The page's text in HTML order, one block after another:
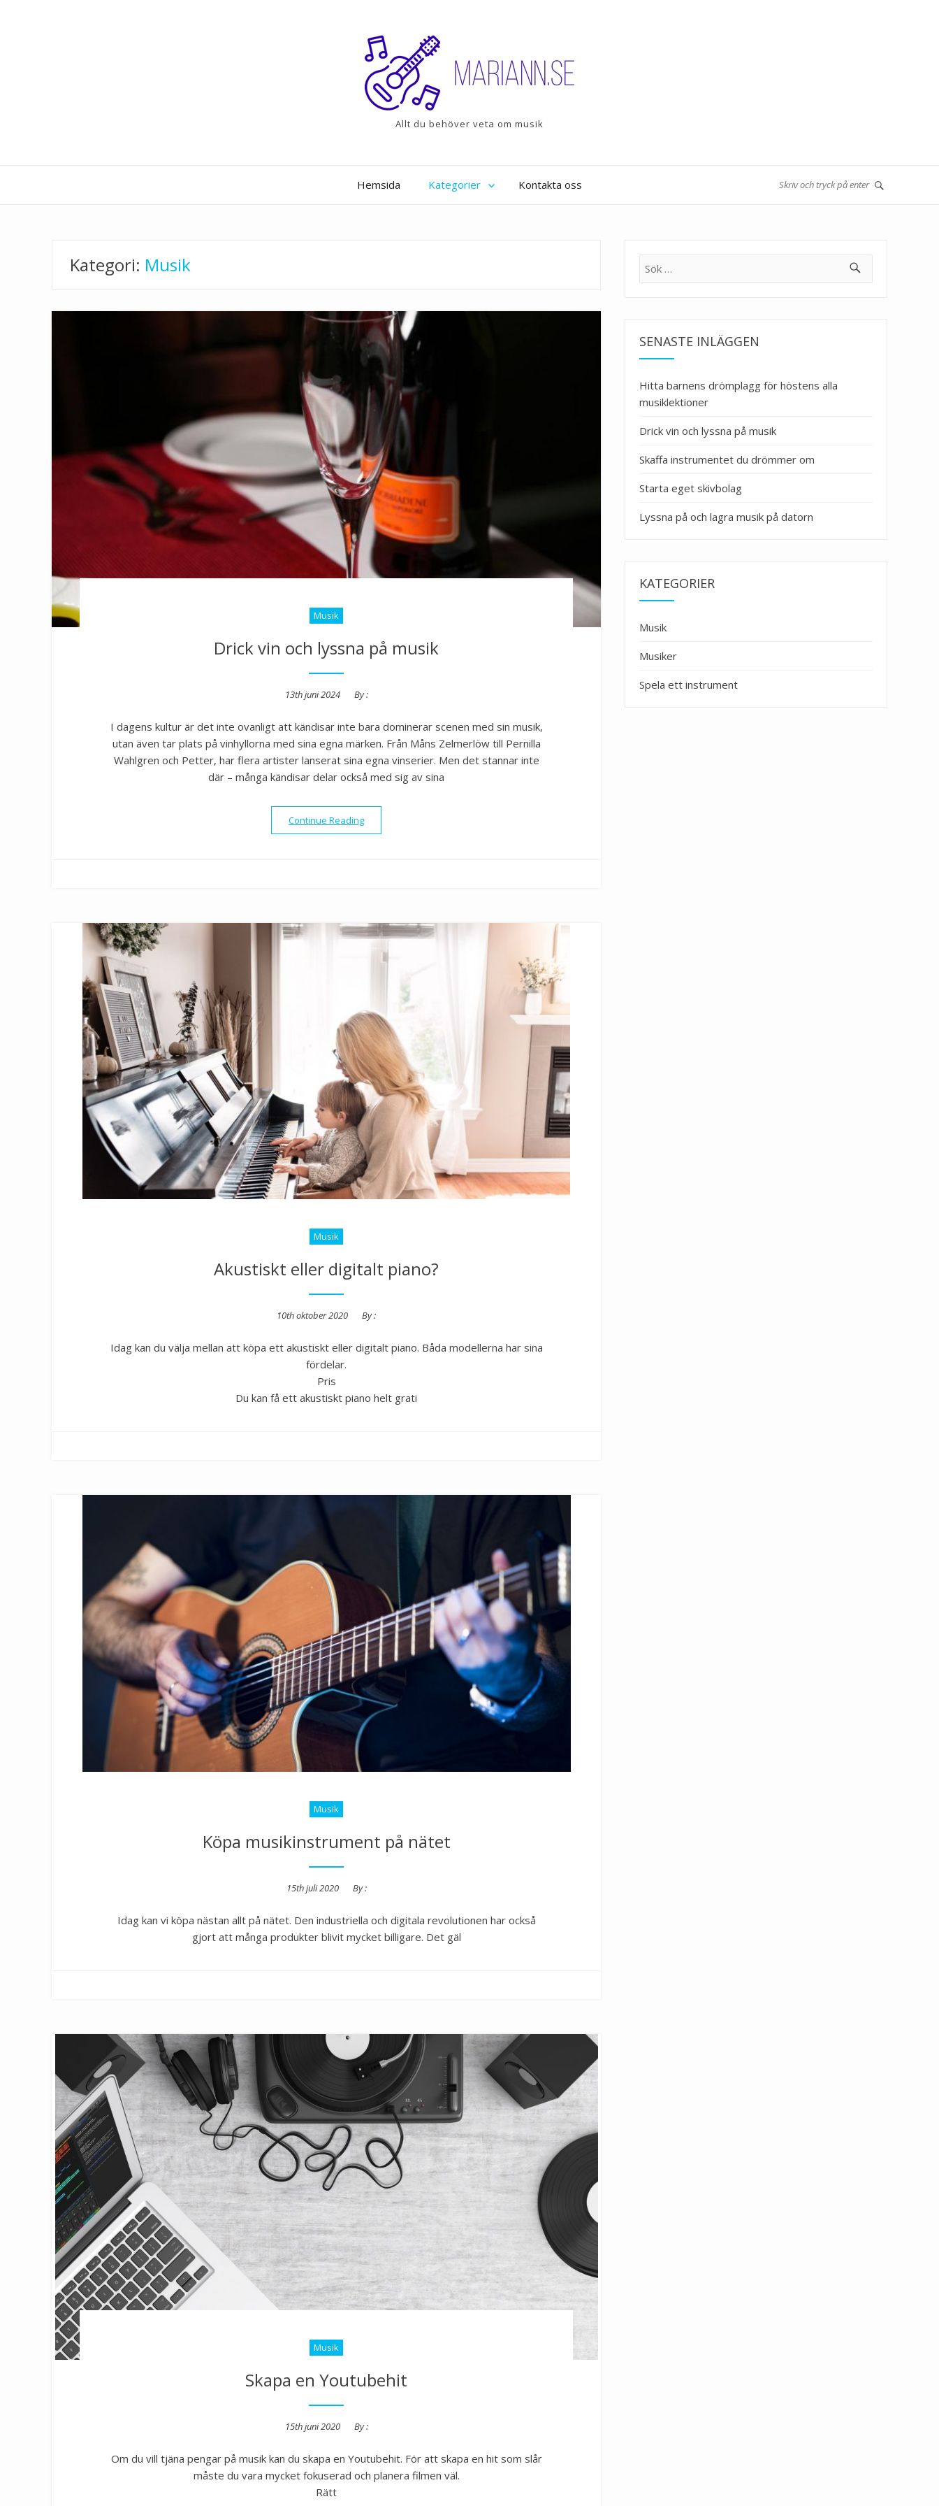
Allt du behöver veta om musik
Hemsida Kategorier Kontakta oss
Kategori: Musik
Musik
Drick vin och lyssna på musik
Posted
13th juni 2024 By :
I dagens kultur är det inte ovanligt att kändisar inte bara dominerar scenen med sin musik,
utan även tar plats på vinhyllorna med sina egna märken. Från Måns Zelmerlöw till Pernilla
Wahlgren och Petter, har flera artister lanserat sina egna vinserier. Men det stannar inte
där – många kändisar delar också med sig av sina
Continue Reading”Drick vin och lyssna på musik”
Musik
Akustiskt eller digitalt piano?
Posted
10th oktober 2020 By :
Idag kan du välja mellan att köpa ett akustiskt eller digitalt piano. Båda modellerna har sina
fördelar.
Pris
Du kan få ett akustiskt piano helt grati
Musik
Köpa musikinstrument på nätet
Posted
15th juli 2020 By :
Idag kan vi köpa nästan allt på nätet. Den industriella och digitala revolutionen har också
gjort att många produkter blivit mycket billigare. Det gäl
Musik
Skapa en Youtubehit
Posted
15th juni 2020 By :
Om du vill tjäna pengar på musik kan du skapa en Youtubehit. För att skapa en hit som slår
måste du vara mycket fokuserad och planera filmen väl.
Rätt
Sök
SENASTE INLÄGGEN
Hitta barnens drömplagg för höstens alla
musiklektioner
Drick vin och lyssna på musik
Skaffa instrumentet du drömmer om
Starta eget skivbolag
Lyssna på och lagra musik på datorn
KATEGORIER
Musik
Musiker
Spela ett instrument